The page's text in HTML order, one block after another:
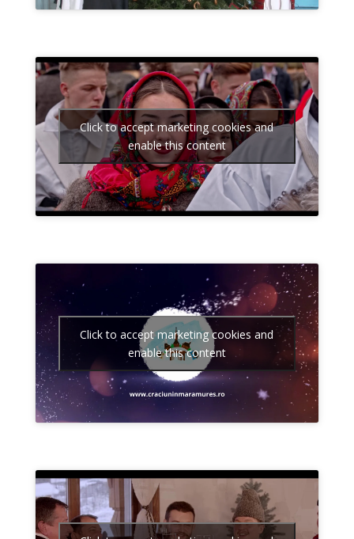
Click to accept marketing cookies and
enable this content
Click to accept marketing cookies and
enable this content